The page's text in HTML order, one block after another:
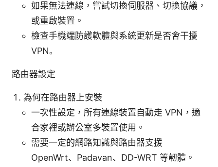
如果無法連線，嘗試切換伺服器、切換協議，
或重啟裝置。
檢查手機端防護軟體與系統更新是否會干擾
VPN。
路由器設定
為何在路由器上安裝
一次性設定，所有連線裝置自動走 VPN，適
合家裡或辦公室多裝置使用。
需要一定的網路知識與路由器支援
OpenWrt、Padavan、DD-WRT 等韌體。